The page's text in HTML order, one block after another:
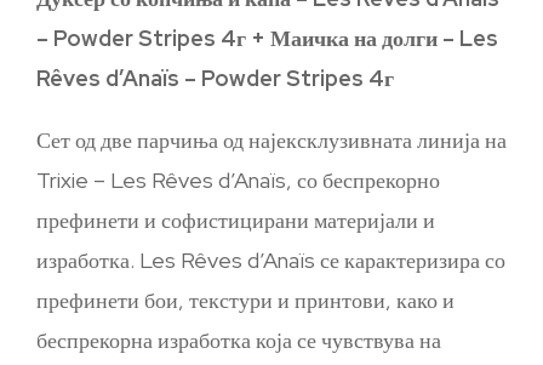
– Powder Stripes 4г + Маичка на долги – Les
Rêves d’Anaïs – Powder Stripes 4г
Сет од две парчиња од најексклузивната линија на
Trixie – Les Rêves d’Anaïs, со беспрекорно
префинети и софистицирани материјали и
изработка. Les Rêves d’Anaïs се карактеризира со
префинети бои, текстури и принтови, како и
беспрекорна изработка која се чувствува на